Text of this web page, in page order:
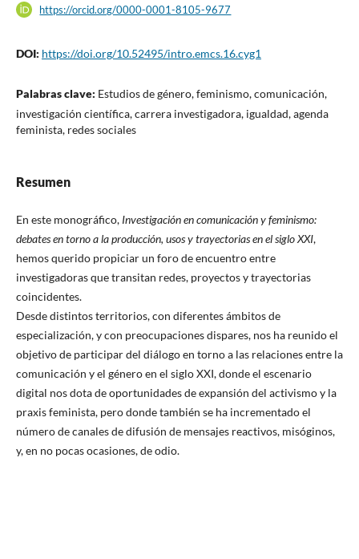
https://orcid.org/0000-0001-8105-9677
DOI: https://doi.org/10.52495/intro.emcs.16.cyg1
Palabras clave: Estudios de género, feminismo, comunicación,
investigación científica, carrera investigadora, igualdad, agenda
feminista, redes sociales
Resumen
En este monográfico, Investigación en comunicación y feminismo:
debates en torno a la producción, usos y trayectorias en el siglo XXI,
hemos querido propiciar un foro de encuentro entre
investigadoras que transitan redes, proyectos y trayectorias
coincidentes.
Desde distintos territorios, con diferentes ámbitos de
especialización, y con preocupaciones dispares, nos ha reunido el
objetivo de participar del diálogo en torno a las relaciones entre la
comunicación y el género en el siglo XXI, donde el escenario
digital nos dota de oportunidades de expansión del activismo y la
praxis feminista, pero donde también se ha incrementado el
número de canales de difusión de mensajes reactivos, misóginos,
y, en no pocas ocasiones, de odio.